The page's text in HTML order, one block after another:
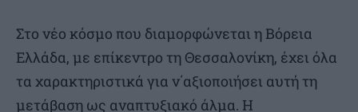
Στο νέο κόσμο που διαμορφώνεται η Βόρεια
Ελλάδα, με επίκεντρο τη Θεσσαλονίκη, έχει όλα
τα χαρακτηριστικά για ν΄αξιοποιήσει αυτή τη
μετάβαση ως αναπτυξιακό άλμα. Η